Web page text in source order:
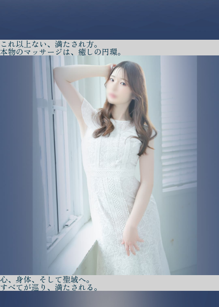
これ以上ない、満たされ方。
本物のマッサージは、癒しの円環。
心、身体、そして聖域へ。
すべてが巡り、満たされる。